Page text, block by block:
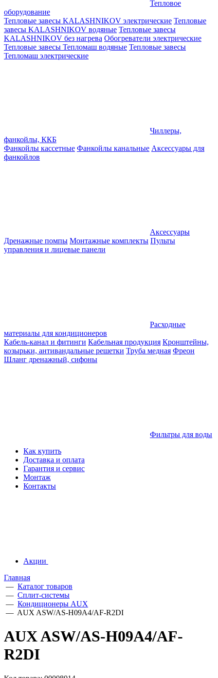
Тепловое
оборудование
Тепловые завесы KALASHNIKOV электрические Тепловые
завесы KALASHNIKOV водяные Тепловые завесы
KALASHNIKOV без нагрева Обогреватели электрические
Тепловые завесы Тепломаш водяные Тепловые завесы
Тепломаш электрические
Чиллеры,
фанкойлы, ККБ
Фанкойлы кассетные Фанкойлы канальные Аксессуары для
фанкойлов
Аксессуары
Дренажные помпы Монтажные комплекты Пульты
управления и лицевые панели
Расходные
материалы для кондиционеров
Кабель-канал и фитинги Кабельная продукция Кронштейны,
козырьки, антивандальные решетки Труба медная Фреон
Шланг дренажный, сифоны
Фильтры для воды
Как купить
Доставка и оплата
Гарантия и сервис
Монтаж
Контакты
Акции
Главная
— Каталог товаров
— Сплит-системы
— Кондиционеры AUX
— AUX ASW/AS-H09A4/AF-R2DI
AUX ASW/AS-H09A4/AF-
R2DI